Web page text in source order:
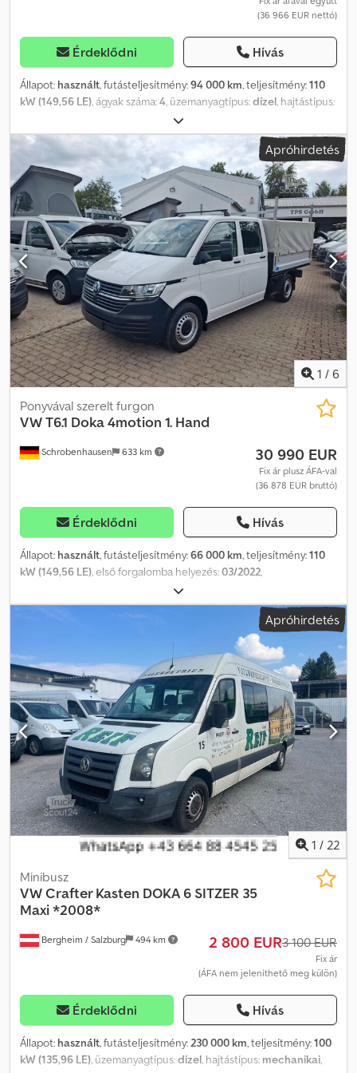
(36 966 EUR nettó)
Érdeklődni Hívás
Állapot: használt, futásteljesítmény:94 000 km, teljesítmény:110
kW (149,56 LE), ágyak száma:4, üzemanyagtípus:dízel, hajtástípus:
, első forgalomba helyezés:
következő vizsga (TÜV):11/2026, tengelyelrendezés:2 tengely,
kibocsátási osztály: Euro 6 , össztömeg: 3 000 kg, Felszereltség:
ABS, elektronikus stabilitásprogram (ESP), koromszűrő,
központi zár, légkondicionálás, állófűtés, összkerékhajtás, Új
felépítmény Konyha 2 égős gázfőzővel, mosogatóval,
kompresszoros hűtőszekrénnyel, utasoldali forgóüléssel
(vezetőoldali forgóülés is lehetséges), függönnyel, állófűtés
rendszerrel, 5 ülőhellyel, 4 fekvőhellyel, fekvőüléssel (Isofix
rögzítési lehetőség), függönnyel, asztalegységgel, tolóablakkal a
bal oldalon, tárolórésszel a konyha felett, tárolórekesz a
hordozható WC-hez, léces ágy az emelhető tetőben, gázteszt,
Cjdpfx Aszr Stqeqxjrf távirányító, az átadás a választásnak
megfelelően: nyári vagy téli gumikkal, távirányító, fűtött külső
tükrök, szám: 735 nyitvatartás: hétfőtől péntekig 8:00–12:00 és
13:30–17:00, szombaton 9:00–11:30 Tempomat bármikor utólag
felszerelhető további járművek:
Apróhirdetés
1 / 6
Schrobenhausen 633 km
Ponyvával szerelt furgon
VWT6.1 Doka 4motion 1. Hand
30 990 EUR
Fix ár plusz ÁFA-val
(36 878 EUR bruttó)
Érdeklődni Hívás
Állapot: használt, futásteljesítmény:66 000 km, teljesítmény:110
kW (149,56 LE), első forgalomba helyezés:03/2022,
, össztömeg:
(TÜV):05/2028, szín:fehér, hajtástípus:mechanikai, kibocsátási
, ülések száma:
ABS, elektronikus
stabilitásprogram (ESP), koromszűrő, központi zár,
légkondicionálás, állófűtés, összkerékhajtás, Távirányító, fűthető
külső tükrök, rádió, ponyvás felépítmény, Apple CarPlay lehetőség,
országos szállítás 295 EUR + ÁFA, garancia és próbaút igény
szerint elérhető Szám: 032 Csdjzr Stwopfx Aqxerf Nyitvatartás: H-P
8.00-12.00 és 13.30-17.00, Szombaton 9.00-11.30 További járművek
itt:
Apróhirdetés
1 / 22
Bergheim / Salzburg 494 km
Minibusz
VWCrafter Kasten DOKA 6 SITZER 35
Maxi *2008*
2 800 EUR3 100 EUR
Fix ár
(ÁFA nem jeleníthető meg külön)
Érdeklődni Hívás
Állapot: használt, futásteljesítmény:230 000 km, teljesítmény:100
kW (135,96 LE), üzemanyagtípus:dízel, hajtástípus: mechanikai,